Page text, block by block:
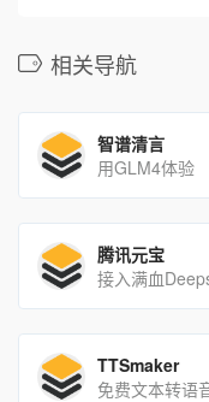
相关导航
智谱清言
用GLM4体验
腾讯元宝
接入满血
TTSmaker
免费文本转语